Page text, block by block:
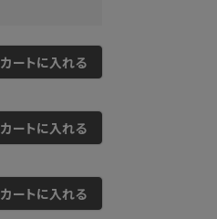
カートに入れる
カートに入れる
カートに入れる